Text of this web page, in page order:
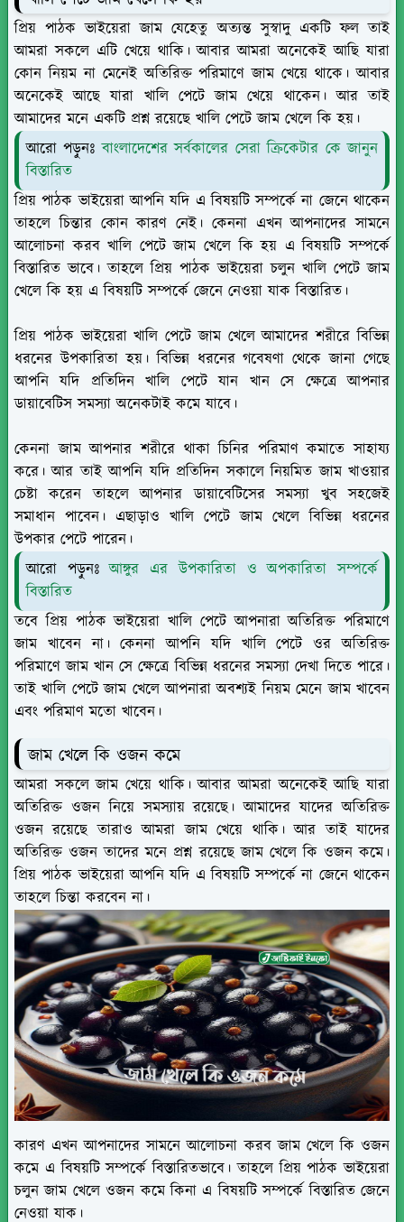
প্রিয় পাঠক ভাইয়েরা জাম যেহেতু অত্যন্ত সুস্বাদু একটি ফল তাই
আমরা সকলে এটি খেয়ে থাকি। আবার আমরা অনেকেই আছি যারা
কোন নিয়ম না মেনেই অতিরিক্ত পরিমাণে জাম খেয়ে থাকে। আবার
অনেকেই আছে যারা খালি পেটে জাম খেয়ে থাকেন। আর তাই
আমাদের মনে একটি প্রশ্ন রয়েছে খালি পেটে জাম খেলে কি হয়।
আরো পড়ুনঃবাংলাদেশের সর্বকালের সেরা ক্রিকেটার কে জানুন
বিস্তারিত
প্রিয় পাঠক ভাইয়েরা আপনি যদি এ বিষয়টি সম্পর্কে না জেনে থাকেন
তাহলে চিন্তার কোন কারণ নেই। কেননা এখন আপনাদের সামনে
আলোচনা করব খালি পেটে জাম খেলে কি হয় এ বিষয়টি সম্পর্কে
বিস্তারিত ভাবে। তাহলে প্রিয় পাঠক ভাইয়েরা চলুন খালি পেটে জাম
খেলে কি হয় এ বিষয়টি সম্পর্কে জেনে নেওয়া যাক বিস্তারিত।
প্রিয় পাঠক ভাইয়েরা খালি পেটে জাম খেলে আমাদের শরীরে বিভিন্ন
ধরনের উপকারিতা হয়। বিভিন্ন ধরনের গবেষণা থেকে জানা গেছে
আপনি যদি প্রতিদিন খালি পেটে যান খান সে ক্ষেত্রে আপনার
ডায়াবেটিস সমস্যা অনেকটাই কমে যাবে।
কেননা জাম আপনার শরীরে থাকা চিনির পরিমাণ কমাতে সাহায্য
করে। আর তাই আপনি যদি প্রতিদিন সকালে নিয়মিত জাম খাওয়ার
চেষ্টা করেন তাহলে আপনার ডায়াবেটিসের সমস্যা খুব সহজেই
সমাধান পাবেন। এছাড়াও খালি পেটে জাম খেলে বিভিন্ন ধরনের
উপকার পেটে পারেন।
আরো পড়ুনঃআঙ্গুর এর উপকারিতা ও অপকারিতা সম্পর্কে
বিস্তারিত
তবে প্রিয় পাঠক ভাইয়েরা খালি পেটে আপনারা অতিরিক্ত পরিমাণে
জাম খাবেন না। কেননা আপনি যদি খালি পেটে ওর অতিরিক্ত
পরিমাণে জাম খান সে ক্ষেত্রে বিভিন্ন ধরনের সমস্যা দেখা দিতে পারে।
তাই খালি পেটে জাম খেলে আপনারা অবশ্যই নিয়ম মেনে জাম খাবেন
এবং পরিমাণ মতো খাবেন।
জাম খেলে কি ওজন কমে
আমরা সকলে জাম খেয়ে থাকি। আবার আমরা অনেকেই আছি যারা
অতিরিক্ত ওজন নিয়ে সমস্যায় রয়েছে। আমাদের যাদের অতিরিক্ত
ওজন রয়েছে তারাও আমরা জাম খেয়ে থাকি। আর তাই যাদের
অতিরিক্ত ওজন তাদের মনে প্রশ্ন রয়েছে জাম খেলে কি ওজন কমে।
প্রিয় পাঠক ভাইয়েরা আপনি যদি এ বিষয়টি সম্পর্কে না জেনে থাকেন
তাহলে চিন্তা করবেন না।
কারণ এখন আপনাদের সামনে আলোচনা করব জাম খেলে কি ওজন
কমে এ বিষয়টি সম্পর্কে বিস্তারিতভাবে। তাহলে প্রিয় পাঠক ভাইয়েরা
চলুন জাম খেলে ওজন কমে কিনা এ বিষয়টি সম্পর্কে বিস্তারিত জেনে
নেওয়া যাক।